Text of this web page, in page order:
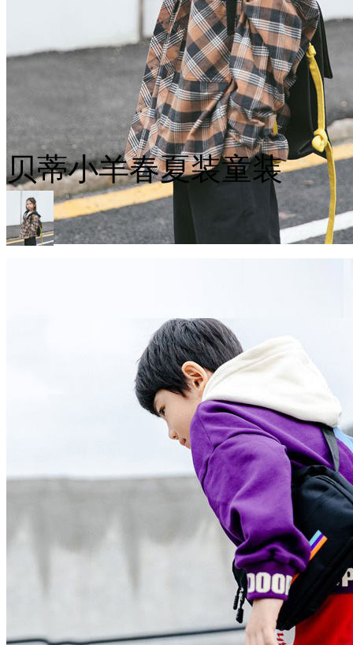
贝蒂小羊春夏装童装